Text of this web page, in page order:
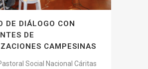
DE DIÁLOGO CON
DE
CAMPESINAS
Social Nacional Cáritas